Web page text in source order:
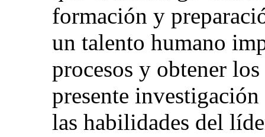
formación y
un talento humano
procesos y obtener
presente
las habilidades del